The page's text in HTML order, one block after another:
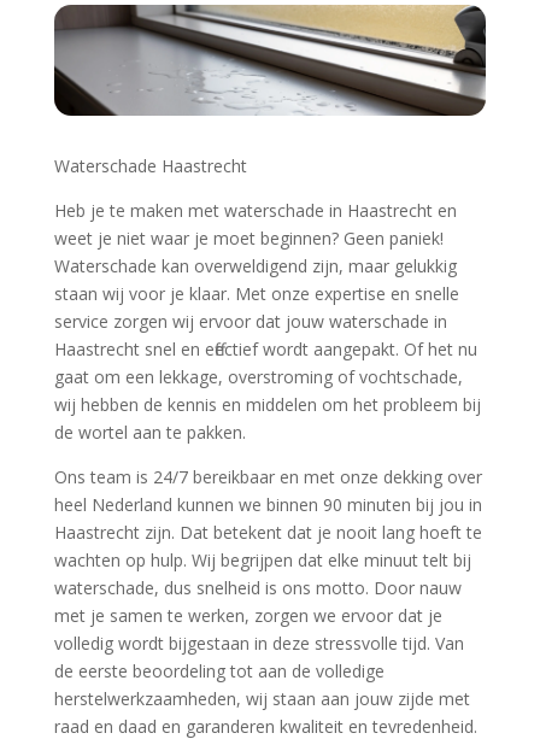
Waterschade Haastrecht
Heb je te maken met waterschade in Haastrecht en
weet je niet waar je moet beginnen? Geen paniek!
Waterschade kan overweldigend zijn, maar gelukkig
staan wij voor je klaar.​ Met onze expertise en snelle
service zorgen wij ervoor dat jouw waterschade in
Haastrecht snel en effectief wordt aangepakt.​ Of het nu
gaat om een lekkage, overstroming of vochtschade,
wij hebben de kennis en middelen om het probleem bij
de wortel aan te pakken.​
Ons team is 24/7 bereikbaar en met onze dekking over
heel Nederland kunnen we binnen 90 minuten bij jou in
Haastrecht zijn.​ Dat betekent dat je nooit lang hoeft te
wachten op hulp.​ Wij begrijpen dat elke minuut telt bij
waterschade, dus snelheid is ons motto.​ Door nauw
met je samen te werken, zorgen we ervoor dat je
volledig wordt bijgestaan in deze stressvolle tijd.​ Van
de eerste beoordeling tot aan de volledige
herstelwerkzaamheden, wij staan aan jouw zijde met
raad en daad en garanderen kwaliteit en tevredenheid.​